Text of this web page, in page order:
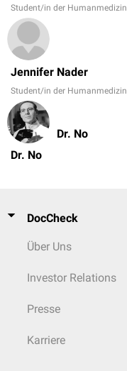
Student/in der Humanmedizin
Jennifer Nader
Student/in der Humanmedizin
Dr. No
Dr. No
DocCheck
Über Uns
Investor Relations
Presse
Karriere